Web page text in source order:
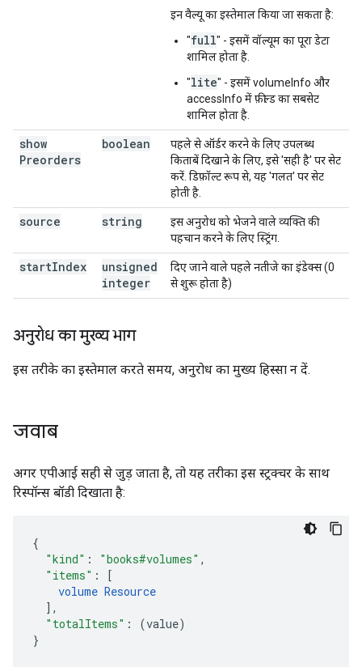
इन वैल्यू का इस्तेमाल किया जा सकता है:
"full" - इसमें वॉल्यूम का पूरा डेटा
शामिल होता है.
"lite" - इसमें volumeInfo और
accessInfo में फ़ील्ड का सबसेट
शामिल होता है.
show
Preorders
boolean
पहले से ऑर्डर करने के लिए उपलब्ध
किताबें दिखाने के लिए, इसे 'सही है' पर सेट
करें. डिफ़ॉल्ट रूप से, यह 'गलत' पर सेट
होती है.
source string
इस अनुरोध को भेजने वाले व्यक्ति की
पहचान करने के लिए स्ट्रिंग.
startIndex
unsigned
integer
दिए जाने वाले पहले नतीजे का इंडेक्स (0
से शुरू होता है)
अनुरोध का मुख्य भाग
इस तरीके का इस्तेमाल करते समय, अनुरोध का मुख्य हिस्सा न दें.
जवाब
अगर एपीआई सही से जुड़ जाता है, तो यह तरीका इस स्ट्रक्चर के साथ
रिस्पॉन्स बॉडी दिखाता है:
{
"kind" : "books#volumes" ,
"items" :
[
volume Resource
],
"totalItems" : (value)
}